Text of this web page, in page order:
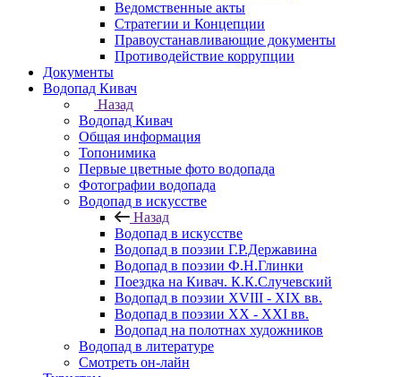
Ведомственные акты
Стратегии и Концепции
Правоустанавливающие документы
Противодействие коррупции
Документы
Водопад Кивач
Назад
Водопад Кивач
Общая информация
Топонимика
Первые цветные фото водопада
Фотографии водопада
Водопад в искусстве
Назад
Водопад в искусстве
Водопад в поэзии Г.Р.Державина
Водопад в поэзии Ф.Н.Глинки
Поездка на Кивач. К.К.Случевский
Водопад в поэзии XVIII - XIX вв.
Водопад в поэзии XX - XXI вв.
Водопад на полотнах художников
Водопад в литературе
Смотреть он-лайн